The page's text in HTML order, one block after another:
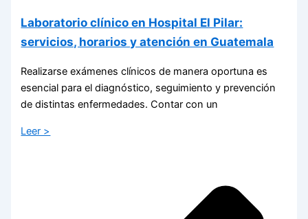
Laboratorio clínico en Hospital El Pilar:
servicios, horarios y atención en Guatemala
Realizarse exámenes clínicos de manera oportuna es
esencial para el diagnóstico, seguimiento y prevención
de distintas enfermedades. Contar con un
Leer >